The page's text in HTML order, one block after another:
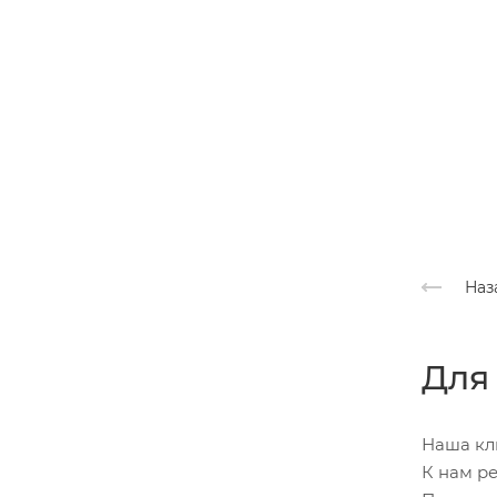
Для
Наша
К нам